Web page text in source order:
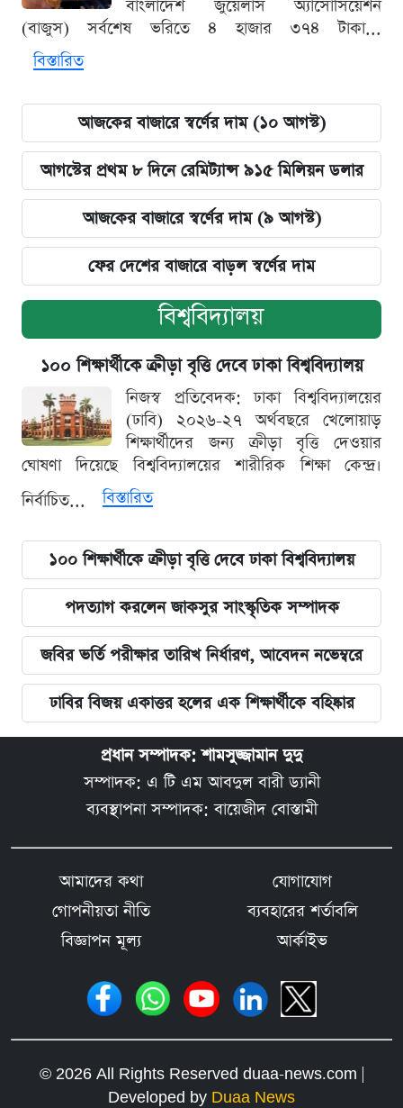
বাংলাদেশ জুয়েলার্স অ্যাসোসিয়েশন
(বাজুস) সর্বশেষ ভরিতে ৪ হাজার ৩৭৪ টাকা...
বিস্তারিত
আজকের বাজারে স্বর্ণের দাম (১০ আগস্ট)
আগস্টের প্রথম ৮ দিনে রেমিট্যান্স ৯১৫ মিলিয়ন ডলার
আজকের বাজারে স্বর্ণের দাম (৯ আগস্ট)
ফের দেশের বাজারে বাড়ল স্বর্ণের দাম
বিশ্ববিদ্যালয়
১০০ শিক্ষার্থীকে ক্রীড়া বৃত্তি দেবে ঢাকা বিশ্ববিদ্যালয়
নিজস্ব প্রতিবেদক: ঢাকা বিশ্ববিদ্যালয়ের
(ঢাবি) ২০২৬-২৭ অর্থবছরে খেলোয়াড়
শিক্ষার্থীদের জন্য ক্রীড়া বৃত্তি দেওয়ার
ঘোষণা দিয়েছে বিশ্ববিদ্যালয়ের শারীরিক শিক্ষা কেন্দ্র।
নির্বাচিত...
বিস্তারিত
১০০ শিক্ষার্থীকে ক্রীড়া বৃত্তি দেবে ঢাকা বিশ্ববিদ্যালয়
পদত্যাগ করলেন জাকসুর সাংস্কৃতিক সম্পাদক
জবির ভর্তি পরীক্ষার তারিখ নির্ধারণ, আবেদন নভেম্বরে
ঢাবির বিজয় একাত্তর হলের এক শিক্ষার্থীকে বহিষ্কার
প্রধান সম্পাদক: শামসুজ্জামান দুদু
সম্পাদক: এ টি এম আবদুল বারী ড্যানী
ব্যবস্থাপনা সম্পাদক: বায়েজীদ বোস্তামী
আমাদের কথা
যোগাযোগ
গোপনীয়তা নীতি
ব্যবহারের শর্তাবলি
বিজ্ঞাপন মূল্য
আর্কাইভ
© 2026 All Rights Reserved duaa-news.com |
Developed by Duaa News